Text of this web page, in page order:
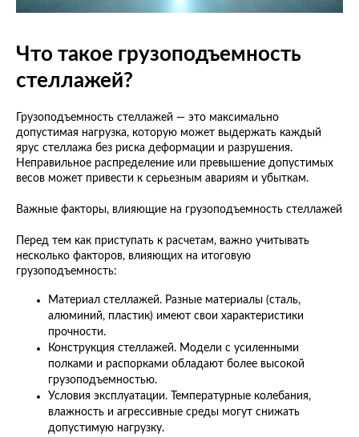
Что такое грузоподъемность
стеллажей?
Грузоподъемность стеллажей — это максимально
допустимая нагрузка, которую может выдержать каждый
ярус стеллажа без риска деформации и разрушения.
Неправильное распределение или превышение допустимых
весов может привести к серьезным авариям и убыткам.
Важные факторы, влияющие на грузоподъемность стеллажей
Перед тем как приступать к расчетам, важно учитывать
несколько факторов, влияющих на итоговую
грузоподъемность:
Материал стеллажей. Разные материалы (сталь,
алюминий, пластик) имеют свои характеристики
прочности.
Конструкция стеллажей. Модели с усиленными
полками и распорками обладают более высокой
грузоподъемностью.
Условия эксплуатации. Температурные колебания,
влажность и агрессивные среды могут снижать
допустимую нагрузку.